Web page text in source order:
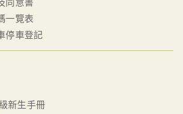
一覽表
停車登記
新生手冊